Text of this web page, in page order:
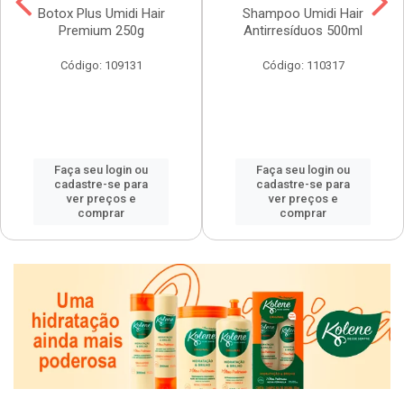
Botox Plus Umidi Hair
Premium 250g
Código: 109131
Faça seu login ou
cadastre-se para
ver preços e
comprar
Shampoo Umidi Hair
Antirresíduos 500ml
Código: 110317
Faça seu login ou
cadastre-se para
ver preços e
comprar